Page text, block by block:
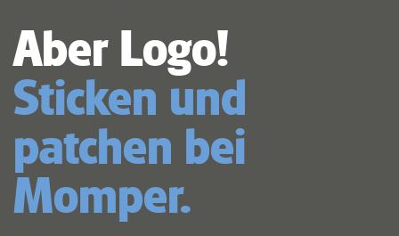
Aber Logo!
Sticken und
patchen bei
Momper.